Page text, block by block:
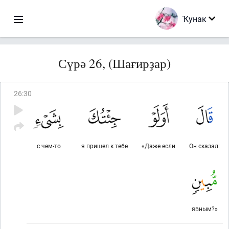
Ҡунак
Сүрә 26, (Шағирҙар)
26:30
Он сказал:
«Даже если
я пришел к тебе
с чем-то
явным?»